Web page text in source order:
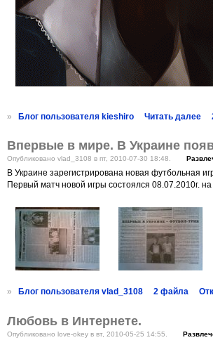
» Блог пользователя kieshiro Читать далее
Впервые в мире. В Украине
Опубликовано vlad_3108 в пт, 2010-07-30 18:48.
В Украине зарегистрирована новая футбольная
Первый матч новой игры состоялся 08.07.2010г.
» Блог пользователя vlad_3108 2 файла
Любовь в Интернете.
Опубликовано love-okey в вт, 2010-05-25 14:55.